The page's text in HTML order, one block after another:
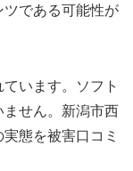
である可能性が
います。ソフト
せん。新潟市西
態を被害口コミ